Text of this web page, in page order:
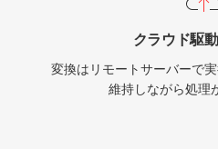
クラウド駆
変換はリモートサーバーで
維持しながら処理